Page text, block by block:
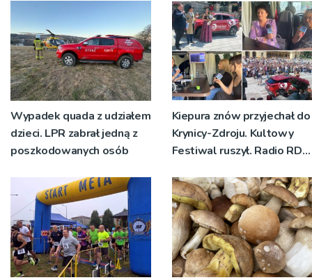
planistycznych
Wypadek quada z udziałem
dzieci. LPR zabrał jedną z
poszkodowanych osób
Kiepura znów przyjechał do
Krynicy-Zdroju. Kultowy
Festiwal ruszył. Radio RDN
żywo [ZDJĘCIA]